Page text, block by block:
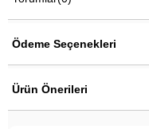
Ödeme Seçenekleri
Ürün Önerileri